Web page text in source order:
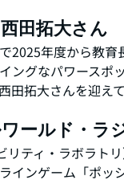
田拓大さん
2025年度から教
ングなパワースポ
田拓大さんを迎え
ールド・ラ
リティ・ラボラト
インゲーム「ポッ